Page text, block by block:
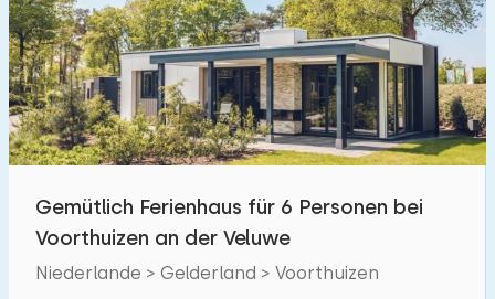
Eingezäunter Garten 6
Spielgeräte im Garten 4
Hallenbad 66
Freibad 97
Kinderanimation
Kindereinrichtungen im Park
Gemütlich Ferienhaus für 6 Personen bei
Voorthuizen an der Veluwe
Niederlande > Gelderland > Voorthuizen